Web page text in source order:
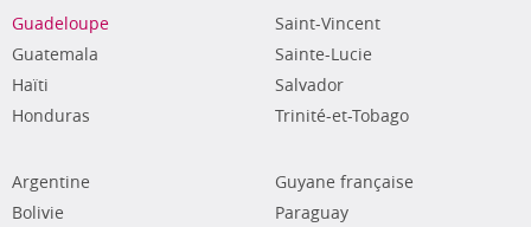
Guadeloupe
Guatemala
Haïti
Honduras
Saint-Vincent
Sainte-Lucie
Salvador
Trinité-et-Tobago
Argentine
Bolivie
Guyane française
Paraguay